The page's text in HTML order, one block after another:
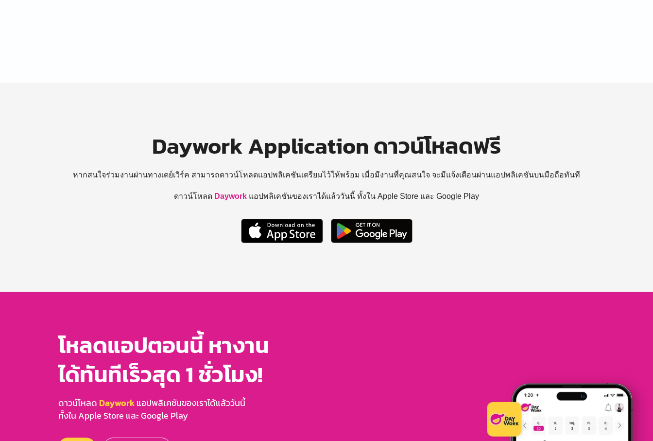
Daywork Application ดาวน์โหลดฟรี
หากสนใจร่วมงานผ่านทางเดย์เวิร์ค สามารถดาวน์โหลดแอปพลิเคชันเตรียมไว้ให้พร้อม เมื่อมีงานที่คุณสนใจ จะมีแจ้งเตือนผ่านแอปพลิเคชันบนมือถือทันที
ดาวน์โหลด Daywork แอปพลิเคชันของเราได้แล้ววันนี้ ทั้งใน Apple Store และ Google Play
โหลดแอปตอนนี้ หางาน
ได้ทันทีเร็วสุด 1 ชั่วโมง!
ดาวน์โหลด Dayworkแอปพลิเคชันของเราได้แล้ววันนี้
ทั้งใน Apple Store และ Google Play